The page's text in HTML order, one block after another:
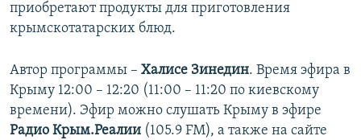
приобретают продукты для приготовления
крымскотатарских блюд.
Автор программы – Халисе Зинедин. Время эфира в
Крыму 12:00 – 12:20 (11:00 – 11:20 по киевскому
времени). Эфир можно слушать Крыму в эфире
Радио Крым.Реалии (105.9 FM), а также на сайте